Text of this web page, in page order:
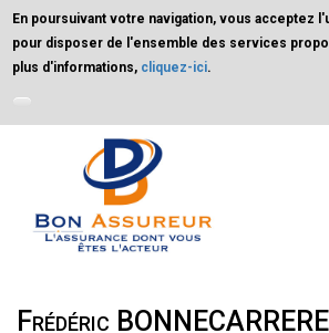
En poursuivant votre navigation, vous acceptez
pour disposer de l'ensemble des services
plus d'informations, cliquez-ici.
Aller au contenu principal
Frédéric BONNECARRERE